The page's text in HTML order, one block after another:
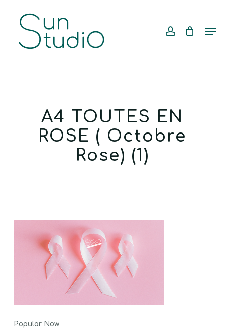
content
Cart
CART
A4 TOUTES EN
ROSE ( Octobre
Rose) (1)
Popular Now